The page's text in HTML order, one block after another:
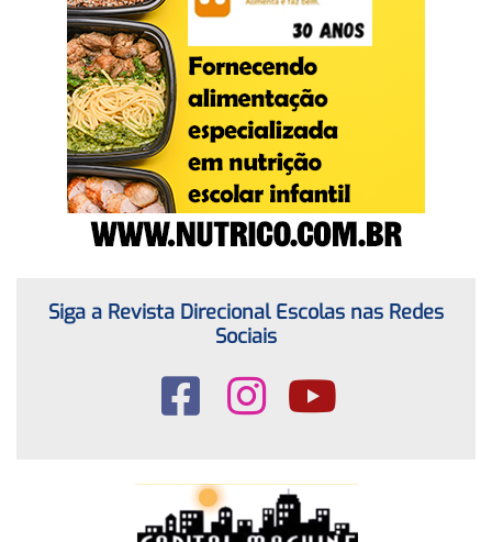
Siga a Revista Direcional Escolas nas Redes
Sociais